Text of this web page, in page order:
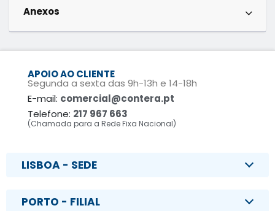
Anexos
APOIO AO CLIENTE
Segunda a sexta das 9h-13h e 14-18h
E-mail: comercial@contera.pt
Telefone: 217 967 663
(Chamada para a Rede Fixa Nacional)
LISBOA - SEDE
PORTO - FILIAL